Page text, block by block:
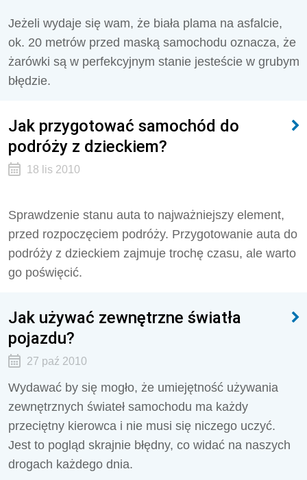
Jeżeli wydaje się wam, że biała plama na asfalcie,
ok. 20 metrów przed maską samochodu oznacza, że
żarówki są w perfekcyjnym stanie jesteście w grubym
błędzie.
Jak przygotować samochód do
podróży z dzieckiem?
18 lis 2010
Sprawdzenie stanu auta to najważniejszy element,
przed rozpoczęciem podróży. Przygotowanie auta do
podróży z dzieckiem zajmuje trochę czasu, ale warto
go poświęcić.
Jak używać zewnętrzne światła
pojazdu?
27 paź 2010
Wydawać by się mogło, że umiejętność używania
zewnętrznych świateł samochodu ma każdy
przeciętny kierowca i nie musi się niczego uczyć.
Jest to pogląd skrajnie błędny, co widać na naszych
drogach każdego dnia.